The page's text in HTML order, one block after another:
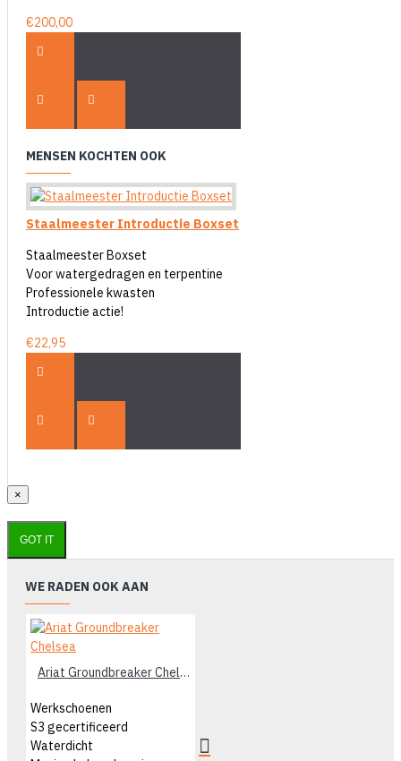
€200,00
MENSEN KOCHTEN OOK
Staalmeester Introductie Boxset
Staalmeester Boxset
Voor watergedragen en terpentine
Professionele kwasten
Introductie actie!
€22,95
×
GOT IT
WE RADEN OOK AAN
Ariat Groundbreaker Chelsea
Werkschoenen
S3 gecertificeerd
Waterdicht